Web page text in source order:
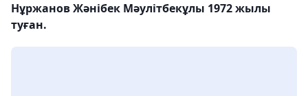
Нұржанов Жәнібек Мәулітбекұлы 1972 жылы
туған.